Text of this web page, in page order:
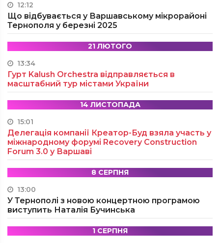
12:12
Що відбувається у Варшавському мікрорайоні
Тернополя у березні 2025
21 ЛЮТОГО
13:34
Гурт Kalush Orchestra відправляється в
масштабний тур містами України
14 ЛИСТОПАДА
15:01
Делегація компанії Креатор-Буд взяла участь у
міжнародному форумі Recovery Construction
Forum 3.0 у Варшаві
8 СЕРПНЯ
13:00
У Тернополі з новою концертною програмою
виступить Наталія Бучинська
1 СЕРПНЯ